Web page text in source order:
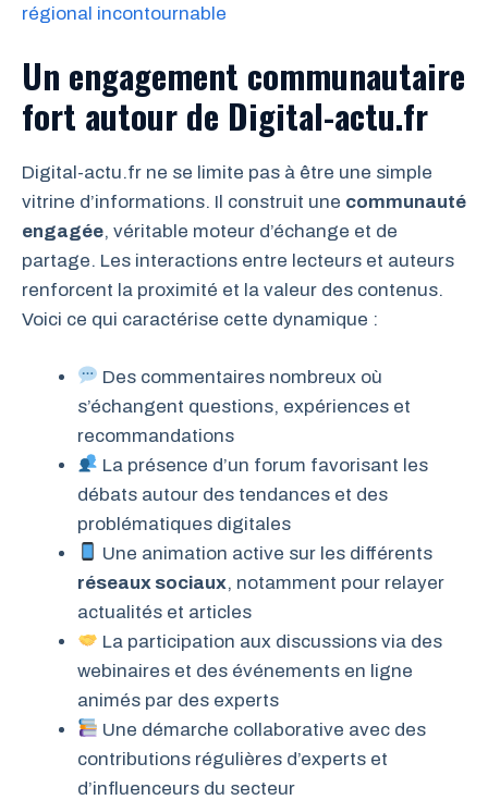
régional incontournable
Un engagement communautaire
fort autour de Digital-actu.fr
Digital-actu.fr ne se limite pas à être une simple
vitrine d’informations. Il construit une communauté
engagée, véritable moteur d’échange et de
partage. Les interactions entre lecteurs et auteurs
renforcent la proximité et la valeur des contenus.
Voici ce qui caractérise cette dynamique :
Des commentaires nombreux où
s’échangent questions, expériences et
recommandations
La présence d’un forum favorisant les
débats autour des tendances et des
problématiques digitales
Une animation active sur les différents
réseaux sociaux, notamment pour relayer
actualités et articles
La participation aux discussions via des
webinaires et des événements en ligne
animés par des experts
Une démarche collaborative avec des
contributions régulières d’experts et
d’influenceurs du secteur